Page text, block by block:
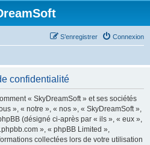
Connexion
S’enregistrer
confidentialité
« SkyDreamSoft » et ses sociétés
», « notre », « nos », « SkyDreamSoft »,
(désigné ci-après par « ils », « eux »,
», « phpBB Limited »,
collectées lors de votre utilisation